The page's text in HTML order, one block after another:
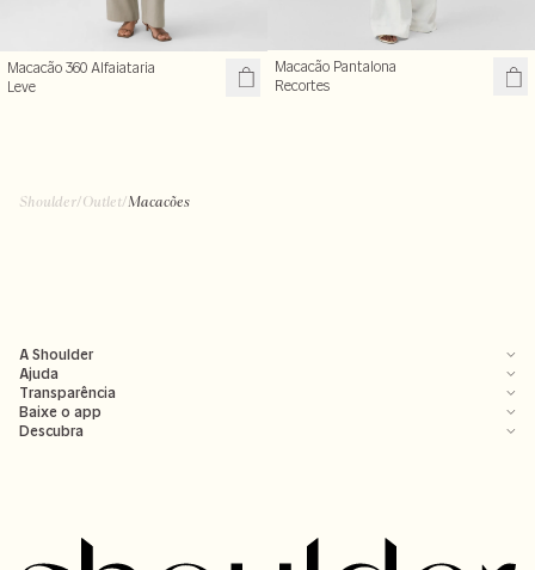
Macacão 360 Alfaiataria
Leve
Macacão Pantalona
Recortes
Shoulder/Outlet/Macacões
A Shoulder
Ajuda
Transparência
Baixe o app
Descubra